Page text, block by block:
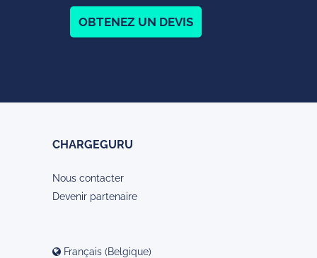
OBTENEZ UN DEVIS
CHARGEGURU
Nous contacter
Devenir partenaire
Français (Belgique)